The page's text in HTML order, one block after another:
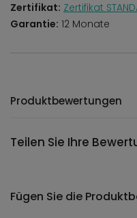
Zertifikat: Zertifikat
Garantie: 12 Monate
Produktbewertungen
Teilen Sie Ihre
Fügen Sie die